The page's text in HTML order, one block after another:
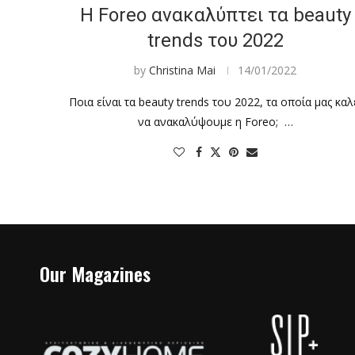
Η Foreo ανακαλύπτει τα beauty
trends του 2022
byChristina Mai 14/01/2022
Ποια είναι τα beauty trends του 2022, τα οποία μας
να ανακαλύψουμε η Foreo; …
Our Magazines